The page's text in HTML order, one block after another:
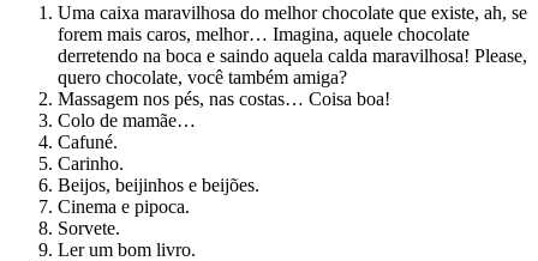
Uma caixa maravilhosa do melhor chocolate que existe, ah, se
forem mais caros, melhor… Imagina, aquele chocolate
derretendo na boca e saindo aquela calda maravilhosa! Please,
quero chocolate, você também amiga?
Massagem nos pés, nas costas… Coisa boa!
Colo de mamãe…
Cafuné.
Carinho.
Beijos, beijinhos e beijões.
Cinema e pipoca.
Sorvete.
Ler um bom livro.